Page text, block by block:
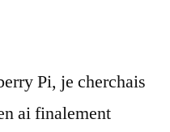
Pi, je cherchais
ai finalement